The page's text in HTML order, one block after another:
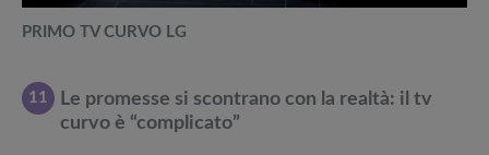
PRIMO TV CURVO LG
11
Le promesse si scontrano con la realtà: il tv
curvo è “complicato”